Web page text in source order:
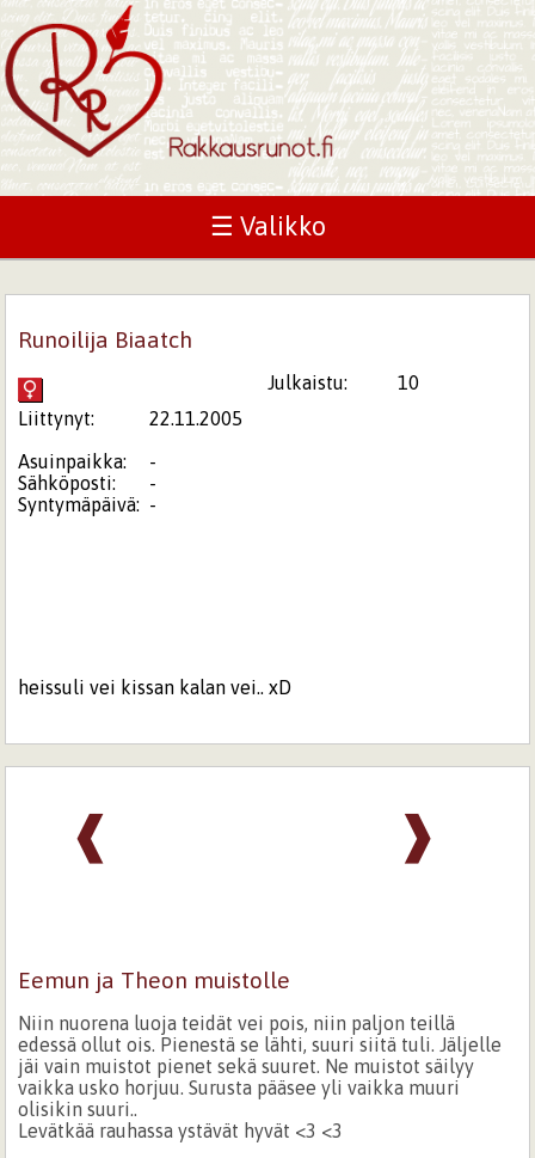
☰ Valikko
Runoilija Biaatch
Julkaistu:
10
Liittynyt:
22.11.2005
Asuinpaikka:
-
Sähköposti:
-
Syntymäpäivä: -
heissuli vei kissan kalan vei.. xD
❱
❰
Eemun ja Theon muistolle
Niin nuorena luoja teidät vei pois, niin paljon teillä
edessä ollut ois. Pienestä se lähti, suuri siitä tuli. Jäljelle
jäi vain muistot pienet sekä suuret. Ne muistot säilyy
vaikka usko horjuu. Surusta pääsee yli vaikka muuri
olisikin suuri..
Levätkää rauhassa ystävät hyvät <3 <3